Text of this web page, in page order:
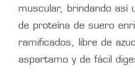
muscular, brindando así
de proteína de suero
ramificados, libre de
aspartamo y de fácil